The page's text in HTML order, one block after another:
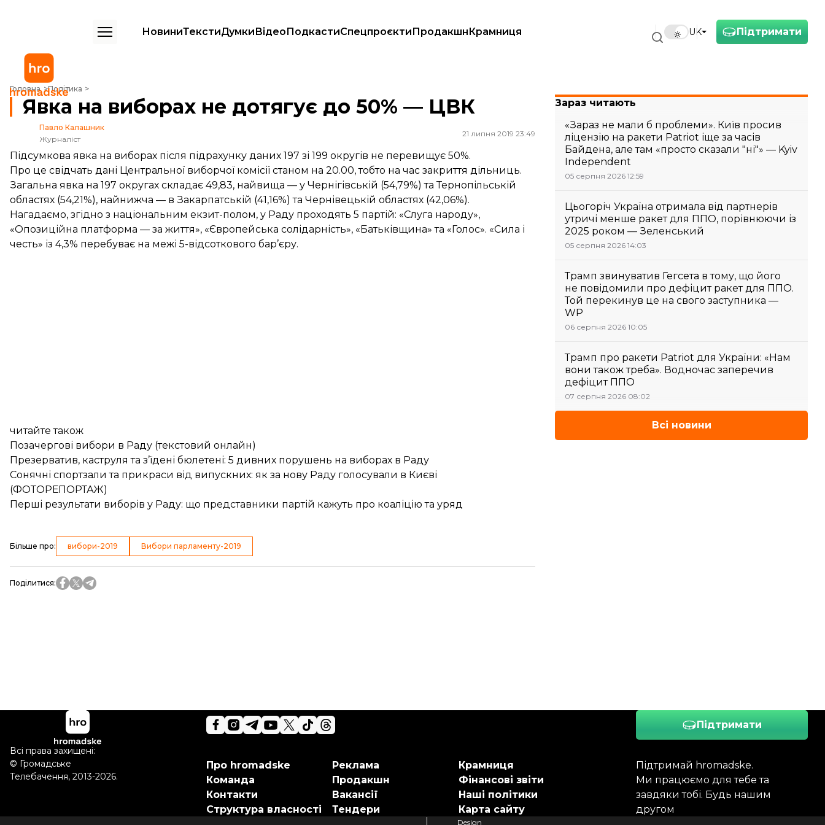
Підтримати
UK
НовиниТекстиДумкиВідеоПодкастиСпецпроєктиПродакшнКрамниця
Головна Політика
Явка на виборах не дотягує до 50% — ЦВК
Явка на виборах не дотягує до 50% — ЦВК
Павло Калашник
Журналіст
21 липня 2019 23:49
Підсумкова явка на виборах після підрахунку даних 197 зі 199 округів не перевищує 50%.
Про це свідчать дані Центральної виборчої комісії станом на 20.00, тобто на час закриття дільниць.
Загальна явка на 197 округах складає 49,83, найвища — у Чернігівській (54,79%) та Тернопільській
областях (54,21%), найнижча — в Закарпатській (41,16%) та Чернівецькій областях (42,06%).
Нагадаємо, згідно з національним екзит-полом, у Раду проходять 5 партій: «Слуга народу»,
«Опозиційна платформа — за життя», «Європейська солідарність», «Батьківщина» та «Голос». «Сила і
честь» із 4,3% перебуває на межі 5-відсоткового бар’єру.
читайте також
Позачергові вибори в Раду (текстовий онлайн)
Презерватив, каструля та з’їдені бюлетені: 5 дивних порушень на виборах в Раду
Сонячні спортзали та прикраси від випускних: як за нову Раду голосували в Києві
(ФОТОРЕПОРТАЖ)
Перші результати виборів у Раду: що представники партій кажуть про коаліцію та уряд
Більше про: вибори-2019 Вибори парламенту-2019
Поділитися:
Зараз читають
«Зараз не мали б проблеми». Київ просив
ліцензію на ракети Patriot іще за часів
Байдена, але там «просто сказали "ні"» — Kyiv
Independent
05 серпня 2026 12:59
Цьогоріч Україна отримала від партнерів
утричі менше ракет для ППО, порівнюючи із
2025 роком — Зеленський
05 серпня 2026 14:03
Трамп звинуватив Гегсета в тому, що його
не повідомили про дефіцит ракет для ППО.
Той перекинув це на свого заступника —
WP
06 серпня 2026 10:05
Трамп про ракети Patriot для України: «Нам
вони також треба». Водночас заперечив
дефіцит ППО
07 серпня 2026 08:02
Всі новини
Підтримати
Підтримай hromadske.
Ми працюємо для тебе та
завдяки тобі. Будь нашим
другом
Про hromadske
Команда
Контакти
Структура власності
Реклама
Продакшн
Вакансії
Тендери
Крамниця
Фінансові звіти
Наші політики
Карта сайту
Всі права захищені:
© Громадське
Телебачення, 2013-2026.
Design